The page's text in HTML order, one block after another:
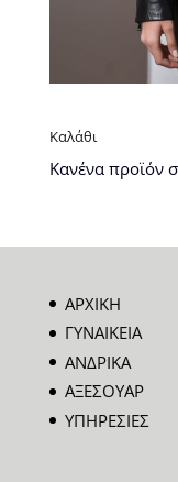
Καλάθι
Κανένα προϊόν
ΑΡΧΙΚΗ
ΓΥΝΑΙΚΕΙΑ
ΑΝΔΡΙΚΑ
ΑΞΕΣΟΥΑΡ
ΥΠΗΡΕΣΙΕΣ